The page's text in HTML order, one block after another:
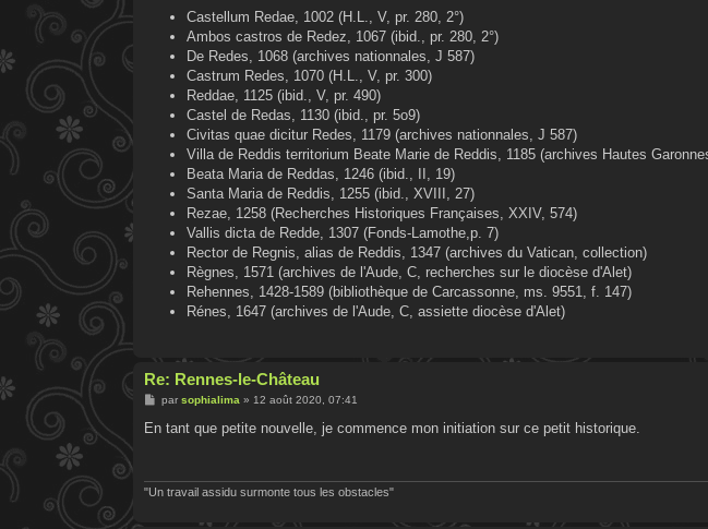
Castellum Redae, 1002 (H.L., V, pr. 280, 2°)
Ambos castros de Redez, 1067 (ibid., pr. 280, 2°)
De Redes, 1068 (archives nationnales, J 587)
Castrum Redes, 1070 (H.L., V, pr. 300)
Reddae, 1125 (ibid., V, pr. 490)
Castel de Redas, 1130 (ibid., pr. 5o9)
Civitas quae dicitur Redes, 1179 (archives nationnales, J 587)
Villa de Reddis territorium Beate Marie de Reddis, 1185 (archives Hautes
Beata Maria de Reddas, 1246 (ibid., II, 19)
Santa Maria de Reddis, 1255 (ibid., XVIII, 27)
Rezae, 1258 (Recherches Historiques Françaises, XXIV, 574)
Vallis dicta de Redde, 1307 (Fonds-Lamothe,p. 7)
Rector de Regnis, alias de Reddis, 1347 (archives du Vatican, collection)
Règnes, 1571 (archives de l'Aude, C, recherches sur le diocèse d'Alet)
Rehennes, 1428-1589 (bibliothèque de Carcassonne, ms. 9551, f. 147)
Rénes, 1647 (archives de l'Aude, C, assiette diocèse d'Alet)
Re: Rennes-le-Château
M
s
par sophialima» 12 août 2020, 07:41
En tant que petite nouvelle, je commence mon initiation sur ce petit historique.
"Un travail assidu surmonte tous les obstacles"